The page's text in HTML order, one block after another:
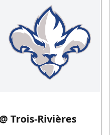
Trois-Rivières